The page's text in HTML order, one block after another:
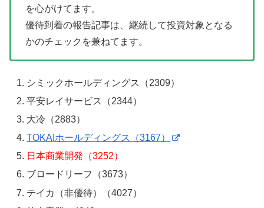
を心がけてます。
優待到着の報告記事は、継続して投資対象となる
かのチェックを兼ねてます。
シミックホールディングス（2309）
平安レイサービス（2344）
大冷（2883）
TOKAIホールディングス（3167）
日本商業開発（3252）
ブロードリーフ（3673）
テイカ（非優待）（4027）